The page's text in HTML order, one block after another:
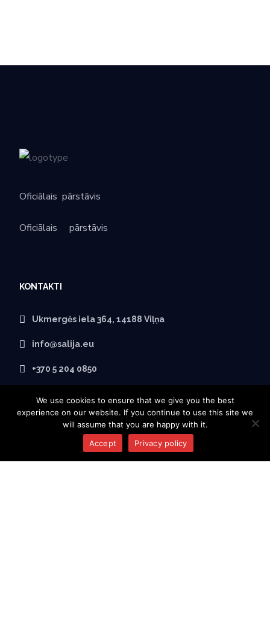
Oficiālais pārstāvis
Oficiālais pārstāvis
KONTAKTI
Ukmergės iela 364, 14188 Viļņa
info@salija.eu
+370 5 204 0850
PAR SALIJA
We use cookies to ensure that we give you the best
experience on our website. If you continue to use this site we
will assume that you are happy with it.
Accept
Privacy policy